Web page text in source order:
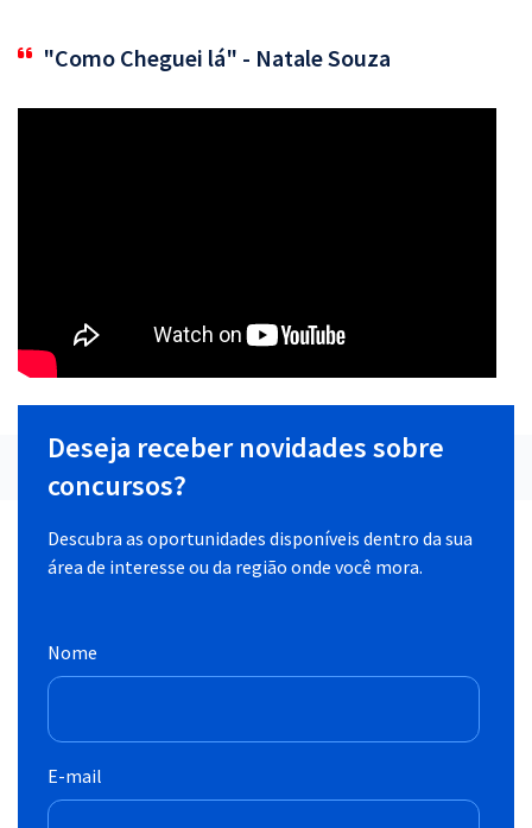
"Como Cheguei lá" - Natale Souza
Deseja receber novidades sobre
concursos?
Descubra as oportunidades disponíveis dentro da sua
área de interesse ou da região onde você mora.
Nome
E-mail